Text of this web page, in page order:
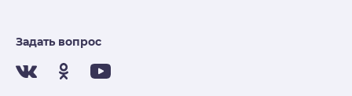
Задать вопрос